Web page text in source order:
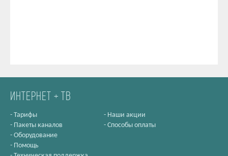
ИНТЕРНЕТ + ТВ
- Тарифы
- Пакеты каналов
- Оборудование
- Помощь
- Наши акции
- Способы оплаты